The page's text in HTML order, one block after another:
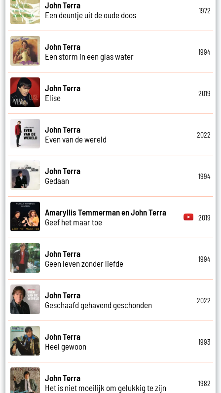
John Terra
Een deuntje uit de oude doos
1972
John Terra
Een storm in een glas water
1994
John Terra
Elise
2019
John Terra
Even van de wereld
2022
John Terra
Gedaan
1994
Amaryllis Temmerman en John Terra
Geef het maar toe
2019
John Terra
Geen leven zonder liefde
1994
John Terra
Geschaafd gehavend geschonden
2022
John Terra
Heel gewoon
1993
John Terra
Het is niet moeilijk om gelukkig te zijn
1982